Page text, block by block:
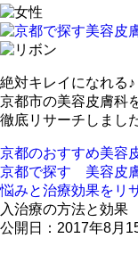
絶対キレイになれる♪
京都市の美容皮膚科
徹底リサーチしまし
京都のおすすめ美容
京都で探す 美容皮
悩みと治療効果をリ
入治療の方法と効果
公開日： 2017年8月